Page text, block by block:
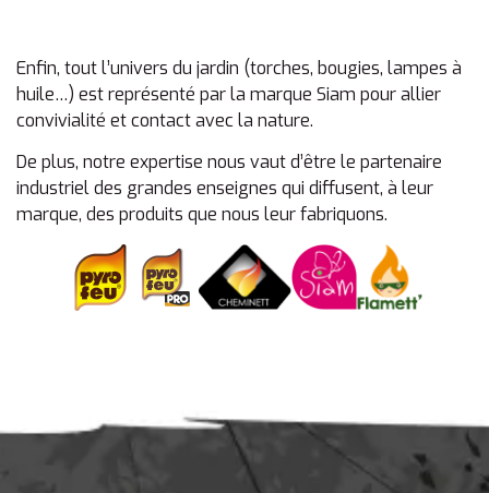
CASTORAMA
32 RUE DE CHAMP ROMAN
38400 ST MARTIN D HERES
France
BRICORAMA
C.C CARREFOUR
BRICOMARCHE
26750 SAINT PAUL LES ROMANS
Enfin, tout l’univers du jardin (torches, bougies, lampes à
huile…) est représenté par la marque Siam pour allier
convivialité et contact avec la nature.
De plus, notre expertise nous vaut d’être le partenaire
industriel des grandes enseignes qui diffusent, à leur
marque, des produits que nous leur fabriquons.